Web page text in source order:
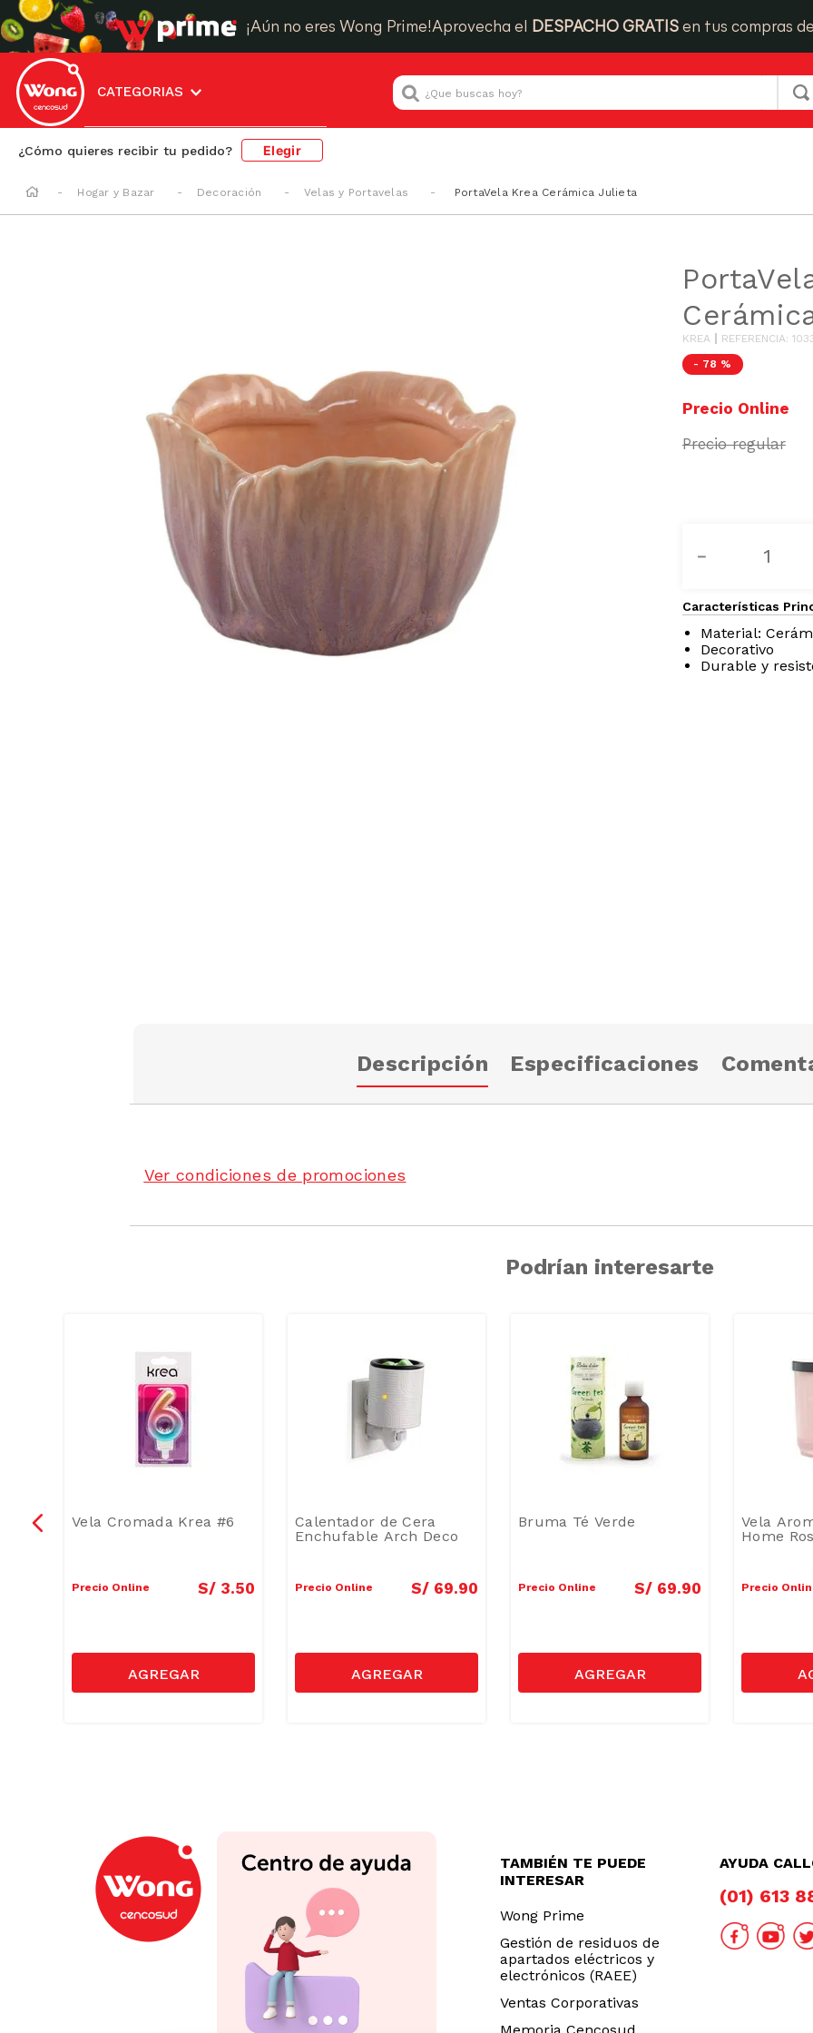
¡Aún no eres Wong Prime!Aprovecha el DESPACHO GRATIS en tus compras
CATEGORIAS
¿Que buscas hoy?
¿Cómo quieres recibir tu pedido? Elegir
Hogar y Bazar Decoración Velas y Portavelas PortaVela Krea Cerámica Julieta
KREA REFERENCIA:
- 78 %
－
Características
Material:
Decorativo
Durable y
Descripción Especificaciones
Ver condiciones de promociones
Podrían interesarte
Vela Cromada Krea #6
Precio Online S/ 3.50
Calentador de Cera
Enchufable Arch Deco
Precio Online S/ 69.90
Bruma Té Verde
Precio Online S/ 69.90
Vela
Home
Precio
TAMBIÉN TE PUEDE
INTERESAR
Wong Prime
Gestión de residuos de
apartados eléctricos y
electrónicos (RAEE)
Ventas Corporativas
AYUDA
(01) 613